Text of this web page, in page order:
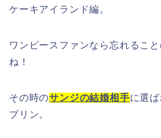
ケーキアイランド編。
ワンピースファンなら忘れるこ
ね！
その時のサンジの結婚相手に選
プリン。